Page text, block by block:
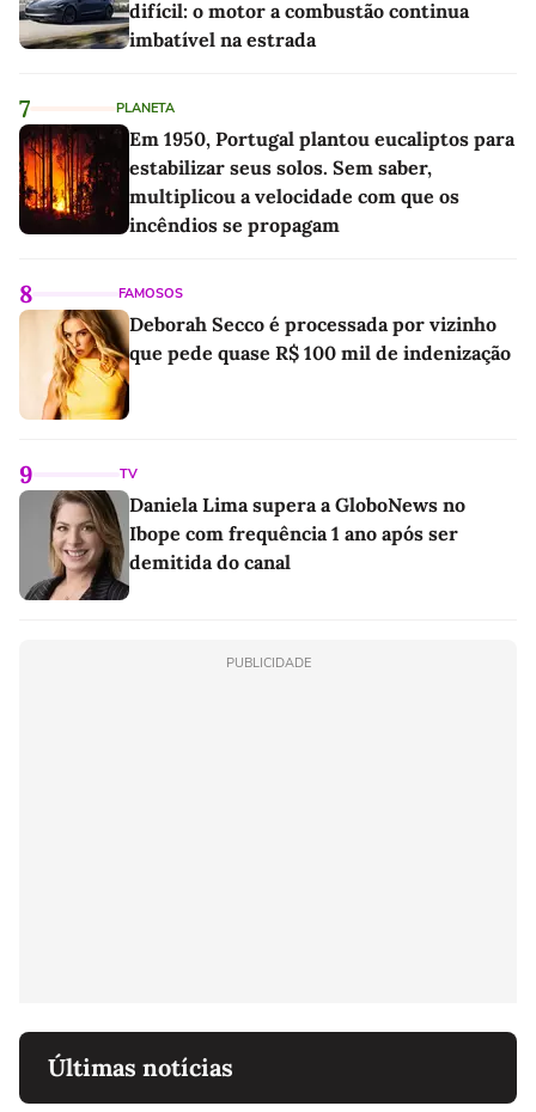
difícil: o motor a combustão continua
imbatível na estrada
7 PLANETA
Em 1950, Portugal plantou eucaliptos para
estabilizar seus solos. Sem saber,
multiplicou a velocidade com que os
incêndios se propagam
8 FAMOSOS
Deborah Secco é processada por vizinho
que pede quase R$ 100 mil de indenização
9 TV
Daniela Lima supera a GloboNews no
Ibope com frequência 1 ano após ser
demitida do canal
PUBLICIDADE
Últimas notícias